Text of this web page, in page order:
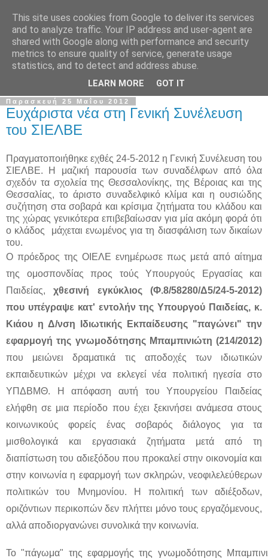
Σ.Ι.Ε.Λ.Β.Ε.
Ο επίσημος ιστότοπος του Συλλόγου Ιδιωτικών
Εκπαιδευτικών Λειτουργών Βόρειας Ελλάδας
Παρασκευή 25 Μαΐου 2012
Ευχάριστα νέα στη Γενική Συνέλευση
του ΣΙΕΛΒΕ
Πραγματοποιήθηκε εχθές 24-5-2012 η Γενική Συνέλευση του
ΣΙΕΛΒΕ. Η μαζική παρουσία των συναδέλφων από όλα
σχεδόν τα σχολεία της Θεσσαλονίκης, της Βέροιας και της
Θεσσαλίας, το άριστο συναδελφικό κλίμα και η ουσιώδης
συζήτηση στα σοβαρά και κρίσιμα ζητήματα του κλάδου και
της χώρας γενικότερα επιβεβαίωσαν για μία ακόμη φορά ότι
ο κλάδος μάχεται ενωμένος για τη διασφάλιση των δικαίων
του.
Ο πρόεδρος της ΟΙΕΛΕ ενημέρωσε πως μετά από αίτημα
της ομοσπονδίας προς τούς Υπουργούς Εργασίας και
Παιδείας,χθεσινή εγκύκλιος (Φ.8/58280/Δ5/24-5-2012)
που υπέγραψε κατ' εντολήν της Υπουργού Παιδείας, κ.
Κιάου η Δ/νση Ιδιωτικής Εκπαίδευσης "παγώνει" την
εφαρμογή της γνωμοδότησης Μπαμπινιώτη (214/2012)
που μειώνει δραματικά τις αποδοχές των ιδιωτικών
εκπαιδευτικών μέχρι να εκλεγεί νέα πολιτική ηγεσία στο
ΥΠΔΒΜΘ. Η απόφαση αυτή του Υπουργείου Παιδείας
ελήφθη σε μια περίοδο που έχει ξεκινήσει ανάμεσα στους
κοινωνικούς φορείς ένας σοβαρός διάλογος για τα
μισθολογικά και εργασιακά ζητήματα μετά από τη
διαπίστωση του αδιεξόδου που προκαλεί στην οικονομία και
στην κοινωνία η εφαρμογή των σκληρών, νεοφιλελεύθερων
πολιτικών του Μνημονίου. Η πολιτική των αδιέξοδων,
οριζόντιων περικοπών δεν πλήττει μόνο τους εργαζόμενους,
αλλά αποδιοργανώνει συνολικά την κοινωνία.
Το "πάγωμα" της εφαρμογής της γνωμοδότησης
This site uses cookies from Google to deliver its services
and to analyze traffic. Your IP address and user-agent are
shared with Google along with performance and security
metrics to ensure quality of service, generate usage
statistics, and to detect and address abuse.
LEARN MORE GOT IT